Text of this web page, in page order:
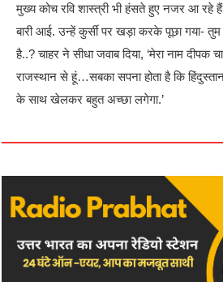
मुख्य कोच रवि शास्त्री भी हंसते हुए नजर आ रहे
बारी आई. उन्हें कुर्सी पर खड़ा करके पूछा गया-
है..? चाहर ने सीधा जवाब दिया, ‘मेरा नाम
राजस्थान से हूं…सबका सपना होता है कि
के साथ खेलकर बहुत अच्छा लगेगा.’